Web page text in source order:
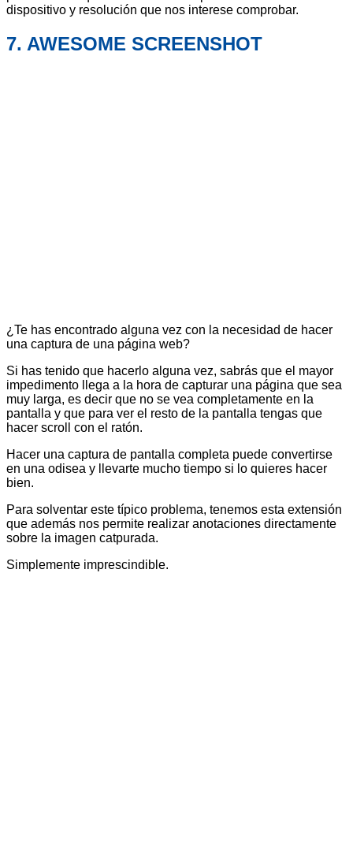
dispositivo y resolución que nos interese comprobar.
7. AWESOME SCREENSHOT
¿Te has encontrado alguna vez con la necesidad de hacer
una captura de una página web?
Si has tenido que hacerlo alguna vez, sabrás que el mayor
impedimento llega a la hora de capturar una página que sea
muy larga, es decir que no se vea completamente en la
pantalla y que para ver el resto de la pantalla tengas que
hacer scroll con el ratón.
Hacer una captura de pantalla completa puede convertirse
en una odisea y llevarte mucho tiempo si lo quieres hacer
bien.
Para solventar este típico problema, tenemos esta extensión
que además nos permite realizar anotaciones directamente
sobre la imagen catpurada.
Simplemente imprescindible.